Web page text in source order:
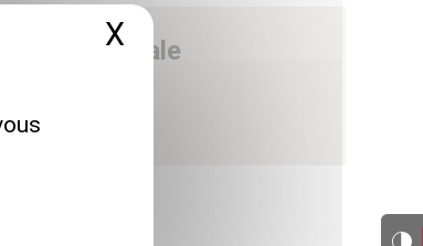
X Masquer le
générale